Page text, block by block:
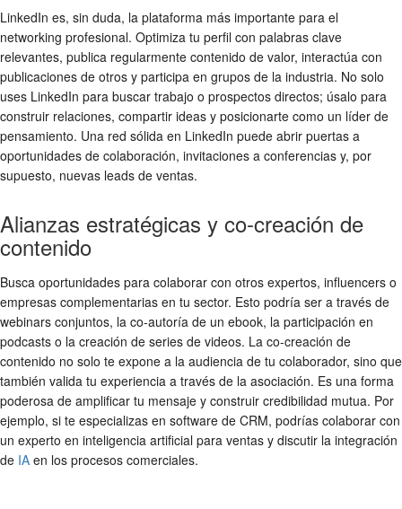
LinkedIn es, sin duda, la plataforma más importante para el
networking profesional. Optimiza tu perfil con palabras clave
relevantes, publica regularmente contenido de valor, interactúa con
publicaciones de otros y participa en grupos de la industria. No solo
uses LinkedIn para buscar trabajo o prospectos directos; úsalo para
construir relaciones, compartir ideas y posicionarte como un líder de
pensamiento. Una red sólida en LinkedIn puede abrir puertas a
oportunidades de colaboración, invitaciones a conferencias y, por
supuesto, nuevas leads de ventas.
Alianzas estratégicas y co-creación de
contenido
Busca oportunidades para colaborar con otros expertos, influencers o
empresas complementarias en tu sector. Esto podría ser a través de
webinars conjuntos, la co-autoría de un ebook, la participación en
podcasts o la creación de series de videos. La co-creación de
contenido no solo te expone a la audiencia de tu colaborador, sino que
también valida tu experiencia a través de la asociación. Es una forma
poderosa de amplificar tu mensaje y construir credibilidad mutua. Por
ejemplo, si te especializas en software de CRM, podrías colaborar con
un experto en inteligencia artificial para ventas y discutir la integración
de IA en los procesos comerciales.